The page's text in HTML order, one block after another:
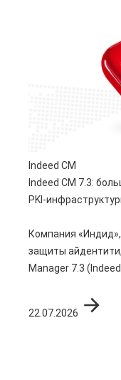
Indeed CM
Indeed CM 7.3:
PKI-
Компания
защиты
Manager 7.3
22.07.2026